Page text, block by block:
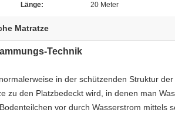
Länge: 20 Meter
Matratze
Technik
in der schützenden Struktur der
zu den Platzbedeckt wird, in denen man
vor durch Wasserstrom mittels